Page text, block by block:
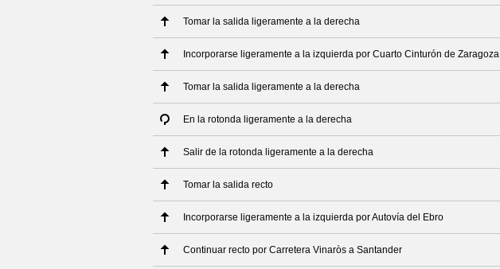
Tomar la salida ligeramente a la derecha
Incorporarse ligeramente a la izquierda por Cuarto Cinturón de Zaragoza
Tomar la salida ligeramente a la derecha
En la rotonda ligeramente a la derecha
Salir de la rotonda ligeramente a la derecha
Tomar la salida recto
Incorporarse ligeramente a la izquierda por Autovía del Ebro
Continuar recto por Carretera Vinaròs a Santander